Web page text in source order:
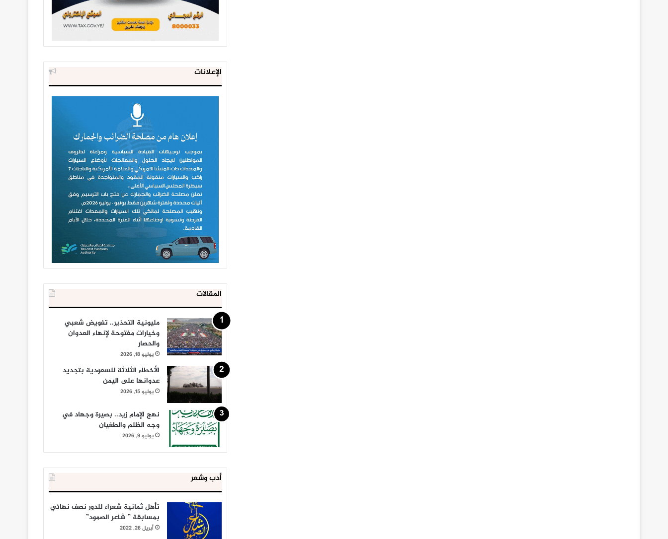
الإعلانات
المقالات
مليونية التحذير.. تفويض شعبي
وخيارات مفتوحة لإنهاء العدوان
والحصار
يوليو 18, 2026
الأخطاء الثلاثة للسعودية بتجديد
عدوانها على اليمن
يوليو 15, 2026
نهج الإمام زيد.. بصيرة وجهاد في
وجه الظلم والطغيان
يوليو 9, 2026
أدب وشعر
تأهل ثمانية شعراء للدور نصف نهائي
بمسابقة ” شاعر الصمود”
أبريل 26, 2022